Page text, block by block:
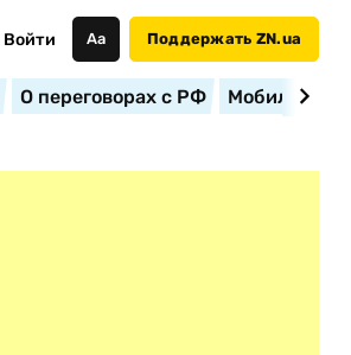
Войти Аа Поддержать ZN.ua
О переговорах с РФ